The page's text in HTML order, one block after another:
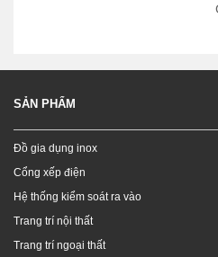
SẢN PHẨM
Đồ gia dụng inox
Cổng xếp điện
Hệ thống kiểm soát ra vào
Trang trí nội thất
Trang trí ngoại thất